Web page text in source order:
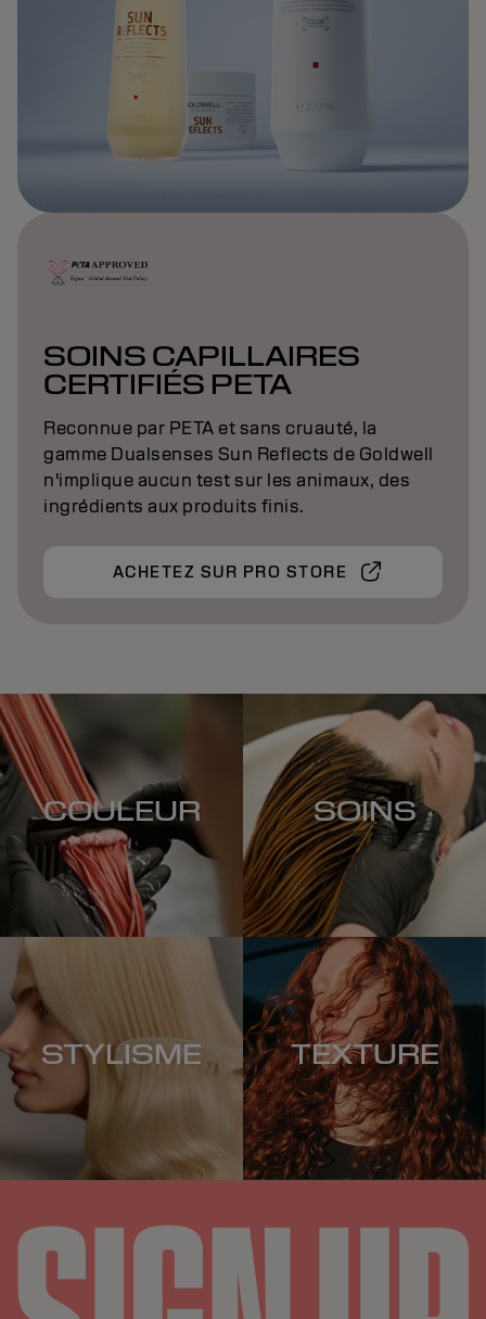
SOINS CAPILLAIRES
CERTIFIÉS PETA
Reconnue par PETA et sans cruauté, la
gamme Dualsenses Sun Reflects de Goldwell
n'implique aucun test sur les animaux, des
ingrédients aux produits finis.
ACHETEZ SUR PRO STORE
COULEUR SOINS
STYLISME TEXTURE